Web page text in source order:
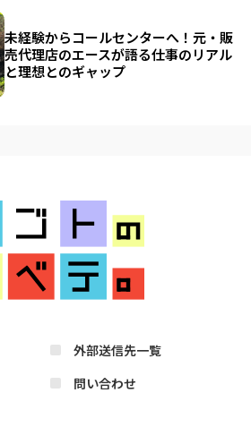
未経験からコールセンターへ！元・販
売代理店のエースが語る仕事のリアル
と理想とのギャップ
外部送信先一覧
問い合わせ